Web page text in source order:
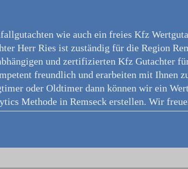
wie auch ein freies Kfz
Herr Ries ist zuständig für die Region
und zertifizierten Kfz Gutachter
freundlich und erarbeiten mit Ihnen
oder Oldtimer dann können wir ein
Methode in Remseck erstellen. Wir